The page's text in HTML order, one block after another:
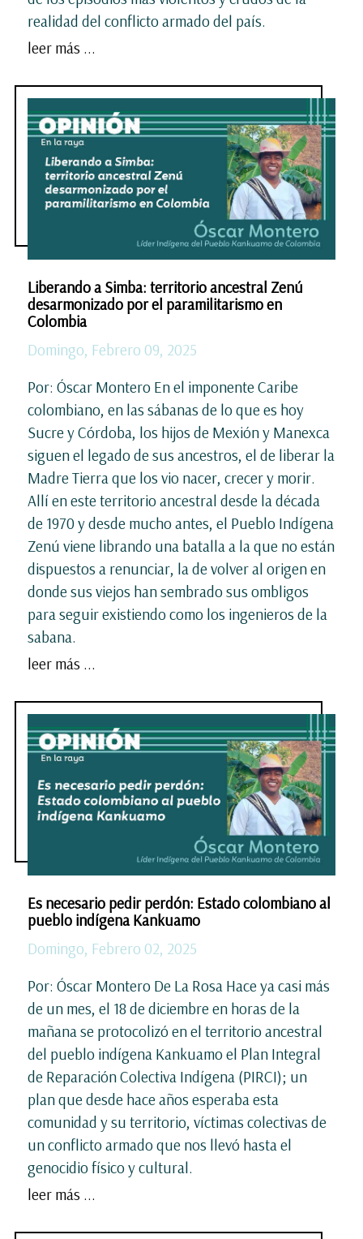
realidad del conflicto armado del país.
leer más ...
Liberando a Simba: territorio ancestral Zenú
desarmonizado por el paramilitarismo en
Colombia
Domingo, Febrero 09, 2025
Por: Óscar Montero En el imponente Caribe
colombiano, en las sábanas de lo que es hoy
Sucre y Córdoba, los hijos de Mexión y Manexca
siguen el legado de sus ancestros, el de liberar la
Madre Tierra que los vio nacer, crecer y morir.
Allí en este territorio ancestral desde la década
de 1970 y desde mucho antes, el Pueblo Indígena
Zenú viene librando una batalla a la que no están
dispuestos a renunciar, la de volver al origen en
donde sus viejos han sembrado sus ombligos
para seguir existiendo como los ingenieros de la
sabana.
leer más ...
Es necesario pedir perdón: Estado colombiano al
pueblo indígena Kankuamo
Domingo, Febrero 02, 2025
Por: Óscar Montero De La Rosa Hace ya casi más
de un mes, el 18 de diciembre en horas de la
mañana se protocolizó en el territorio ancestral
del pueblo indígena Kankuamo el Plan Integral
de Reparación Colectiva Indígena (PIRCI); un
plan que desde hace años esperaba esta
comunidad y su territorio, víctimas colectivas de
un conflicto armado que nos llevó hasta el
genocidio físico y cultural.
leer más ...